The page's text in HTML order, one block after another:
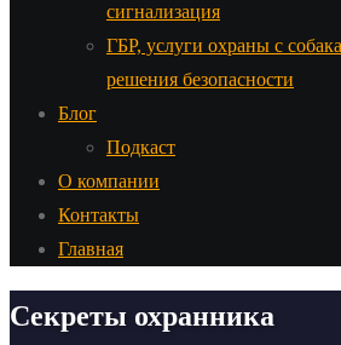
сигнализация
ГБР, услуги охраны с
решения безопасности
Блог
Подкаст
О компании
Контакты
Главная
Секреты охранника